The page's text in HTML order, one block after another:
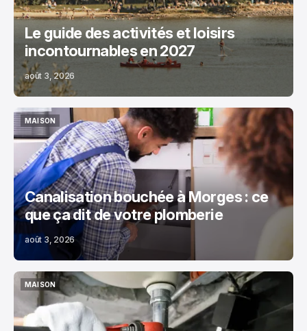
Le guide des activités et loisirs
incontournables en 2027
août 3, 2026
MAISON
MAISON
Canalisation bouchée à Morges : ce
que ça dit de votre plomberie
août 3, 2026
MAISON
MAISON